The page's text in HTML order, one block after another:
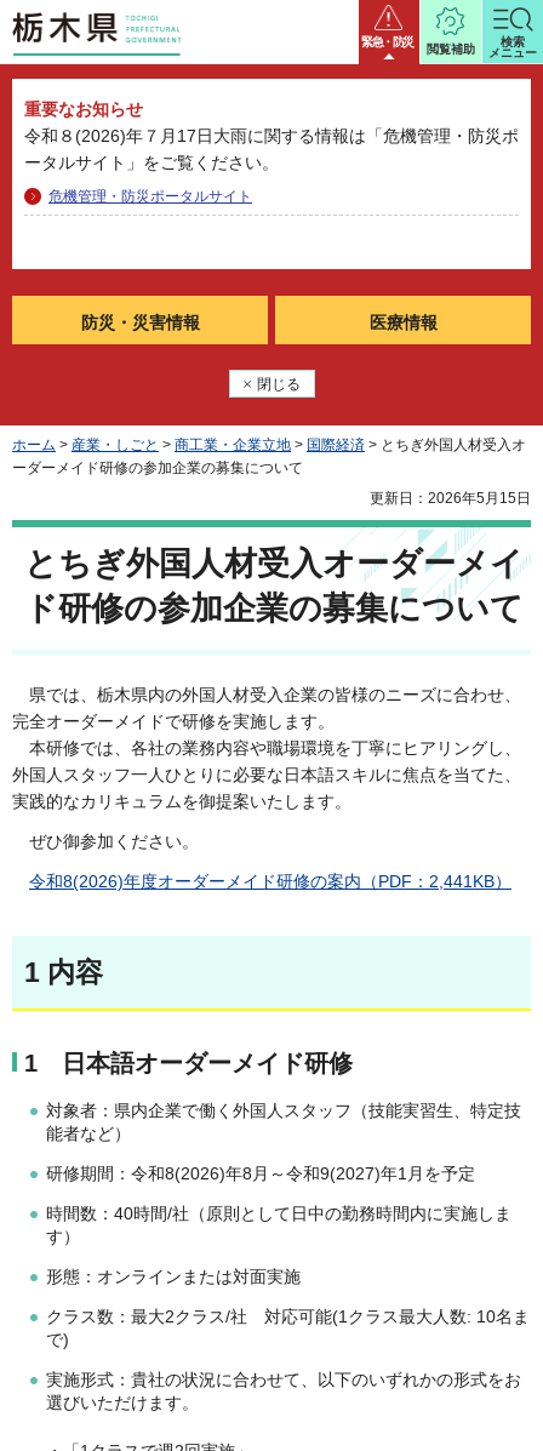
栃木県 緊急・防災
重要なお知らせ
令和８(2026)年７月17日大雨に関する情報は「危機管理・防災ポ
ータルサイト」をご覧ください。
危機管理・防災ポータルサイト
防災・ 災害情報 医療情報
閉じる
閲覧補助
検索
メニュー
ホーム > 産業・しごと > 商工業・企業立地 > 国際経済 > とちぎ外国人材受入オ
ーダーメイド研修の参加企業の募集について
更新日：2026年5月15日
とちぎ外国人材受入オーダーメイ
ド研修の参加企業の募集について
県では、栃木県内の外国人材受入企業の皆様のニーズに合わせ、
完全オーダーメイドで研修を実施します。
本研修では、各社の業務内容や職場環境を丁寧にヒアリングし、
外国人スタッフ一人ひとりに必要な日本語スキルに焦点を当てた、
実践的なカリキュラムを御提案いたします。
ぜひ御参加ください。
令和8(2026)年度オーダーメイド研修の案内（PDF：2,441KB）
1 内容
1 日本語オーダーメイド研修
対象者：県内企業で働く外国人スタッフ（技能実習生、特定技
能者など）
研修期間：令和8(2026)年8月～令和9(2027)年1月を予定
時間数：40時間/社（原則として日中の勤務時間内に実施しま
す）
形態：オンラインまたは対面実施
クラス数：最大2クラス/社 対応可能(1クラス最大人数: 10名ま
で)
実施形式：貴社の状況に合わせて、以下のいずれかの形式をお
選びいただけます。